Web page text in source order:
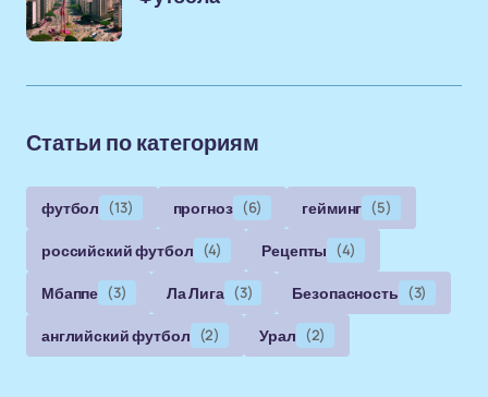
Статьи по категориям
футбол (13) прогноз (6) гейминг (5)
российский футбол (4) Рецепты (4)
Мбаппе (3) Ла Лига (3) Безопасность (3)
английский футбол (2) Урал (2)